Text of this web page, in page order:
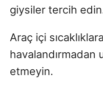
giysiler tercih
Araç içi
havalandırmadan
etmeyin.